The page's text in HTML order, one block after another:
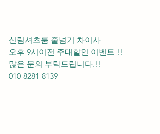
신림셔츠룸 줄넘기 차이사
오후 9시이전 주대할인 이벤트 !!
많은 문의 부탁드립니다.!!
010-8281-8139